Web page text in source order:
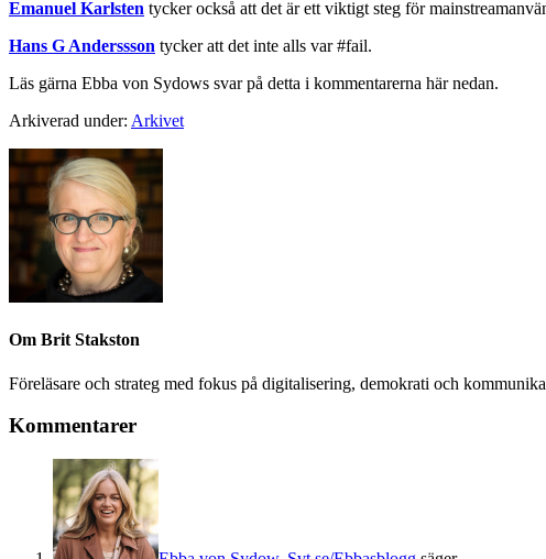
Emanuel Karlsten tycker också att det är ett viktigt steg för
Hans G Anderssson tycker att det inte alls var #fail.
Läs gärna Ebba von Sydows svar på detta i kommentarerna här nedan.
Arkiverad under: Arkivet
Om Brit Stakston
Föreläsare och strateg med fokus på digitalisering, demokrati och
Kommentarer